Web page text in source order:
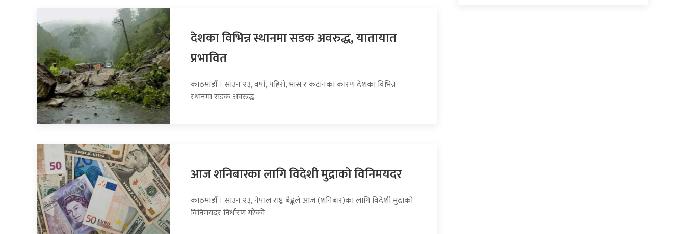
देशका विभिन्न स्थानमा सडक अवरुद्ध, यातायात
प्रभावित
काठमाडौँ । साउन २३, वर्षा, पहिरो, भास र कटानका कारण देशका विभिन्न
स्थानमा सडक अवरुद्ध
आज शनिबारका लागि विदेशी मुद्राको विनिमयदर
काठमाडौँ । साउन २३, नेपाल राष्ट्र बैङ्कले आज (शनिबार)का लागि विदेशी मुद्राको
विनिमयदर निर्धारण गरेको